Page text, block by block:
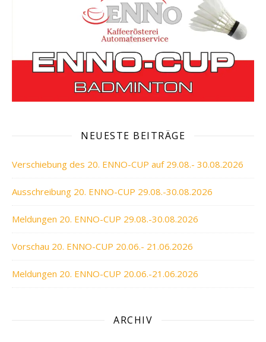
NEUESTE BEITRÄGE
Verschiebung des 20. ENNO-CUP auf 29.08.- 30.08.2026
Ausschreibung 20. ENNO-CUP 29.08.-30.08.2026
Meldungen 20. ENNO-CUP 29.08.-30.08.2026
Vorschau 20. ENNO-CUP 20.06.- 21.06.2026
Meldungen 20. ENNO-CUP 20.06.-21.06.2026
ARCHIV